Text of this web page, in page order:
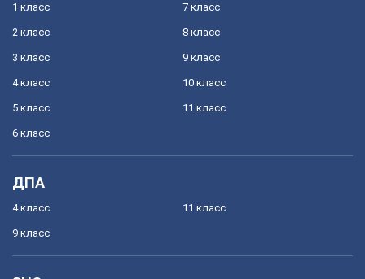
1 класс
2 класс
3 класс
4 класс
5 класс
6 класс
7 класс
8 класс
9 класс
10 класс
11 класс
ДПА
4 класс
9 класс
11 класс